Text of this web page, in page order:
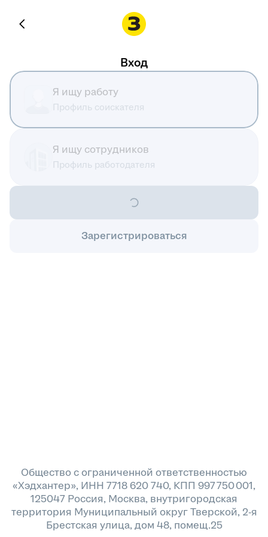
Вход
Я ищу работу
Профиль соискателя
Я ищу сотрудников
Профиль работодателя
Зарегистрироваться
Общество с ограниченной ответственностью
«Хэдхантер», ИНН 7718 620 740, КПП 997 750 001,
125047 Россия, Москва, внутригородская
территория Муниципальный округ Тверской, 2-я
Брестская улица, дом 48, помещ.25